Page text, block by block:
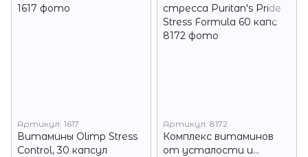
Артикул: 1617
Витамины Olimp Stress
Control, 30 капсул
Артикул: 8172
Комплекс витаминов
от усталости и